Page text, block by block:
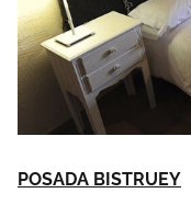
POSADA BISTRUEY